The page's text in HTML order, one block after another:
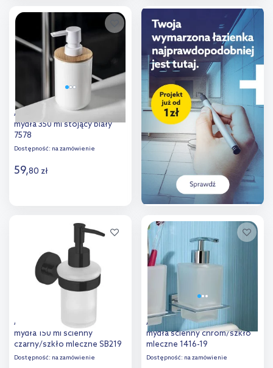
Dodaj do
porównania
Dodaj do
porównania
Aqualine Snow dozownik do
mydła 350 ml stojący biały
7578
Dostępność: na zamówienie
59,80 zł
Dodaj do
porównania
Aqualine Samba dozownik do
mydła 150 ml ścienny
czarny/szkło mleczne SB219
Dostępność: na zamówienie
Aqualine Apollo dozownik do
mydła ścienny chrom/szkło
mleczne 1416-19
Dostępność: na zamówienie